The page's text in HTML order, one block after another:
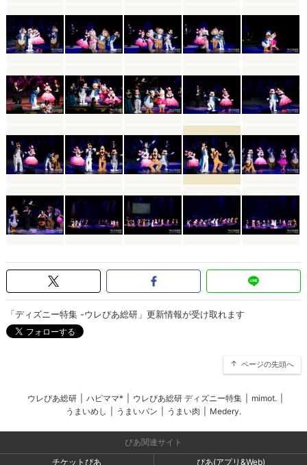
「ディズニー特集 -ウレぴあ総研」更新情報が受け取れます
ページの先頭へ
ウレぴあ総研 ハピママ* ウレぴあ総研 ディズニー特集 mimot.
うまいめし
うまいパン うまい肉 Medery.
ぴあ関連サイト
チケットぴあ
ぴあ(アプリ&Web)